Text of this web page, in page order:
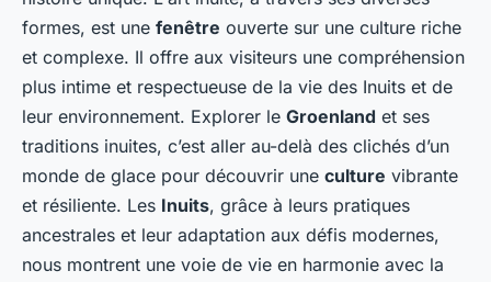
formes, est une fenêtre ouverte sur une culture riche
et complexe. Il offre aux visiteurs une compréhension
plus intime et respectueuse de la vie des Inuits et de
leur environnement. Explorer le Groenland et ses
traditions inuites, c’est aller au-delà des clichés d’un
monde de glace pour découvrir une culture vibrante
et résiliente. Les Inuits, grâce à leurs pratiques
ancestrales et leur adaptation aux défis modernes,
nous montrent une voie de vie en harmonie avec la